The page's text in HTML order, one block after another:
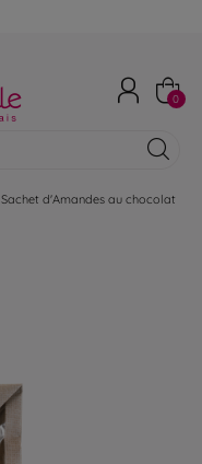
0
Sachet d'Amandes au chocolat